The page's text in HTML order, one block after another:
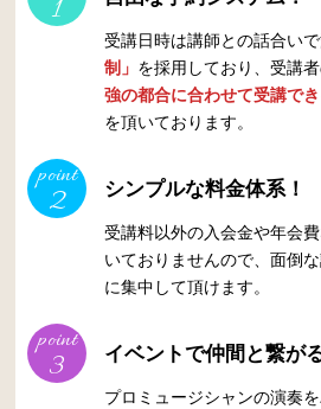
1
受講日時は講師との話合いで
制」 を採用しており、受講
強の都合に合わせて受講でき
を頂いております。
point
2 シンプルな料金体系！
受講料以外の入会金や年会
いておりませんので、面倒
に集中して頂けます。
point
3 イベントで仲間と繋が
プロミュージシャンの演奏